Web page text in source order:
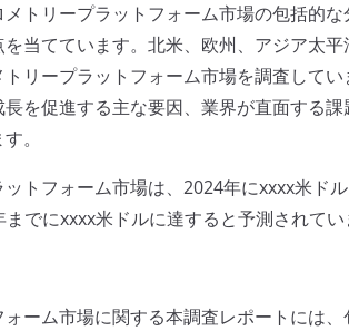
トリープラットフォーム市場の包括的
当てています。北米、欧州、アジア太
リープラットフォーム市場を調査して
を促進する主な要因、業界が直面する
。
トフォーム市場は、2024年にxxxx米ド
でにxxxx米ドルに達すると予測されてい
ーム市場に関する本調査レポートには